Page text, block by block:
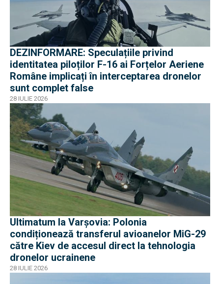
DEZINFORMARE: Speculațiile privind
identitatea piloților F-16 ai Forțelor Aeriene
Române implicați în interceptarea dronelor
sunt complet false
28 IULIE 2026
Ultimatum la Varșovia: Polonia
condiționează transferul avioanelor MiG-29
către Kiev de accesul direct la tehnologia
dronelor ucrainene
28 IULIE 2026